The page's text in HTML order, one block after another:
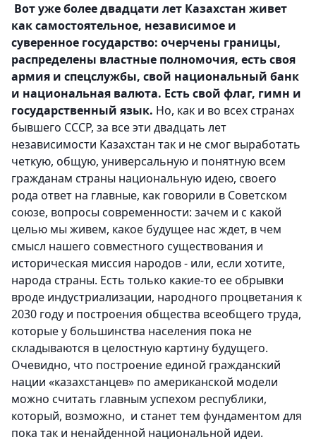
Вот уже более двадцати лет Казахстан живет
как самостоятельное, независимое и
суверенное государство: очерчены границы,
распределены властные полномочия, есть своя
армия и спецслужбы, свой национальный банк
и национальная валюта. Есть свой флаг, гимн и
государственный язык. Но, как и во всех странах
бывшего СССР, за все эти двадцать лет
независимости Казахстан так и не смог выработать
четкую, общую, универсальную и понятную всем
гражданам страны национальную идею, своего
рода ответ на главные, как говорили в Советском
союзе, вопросы современности: зачем и с какой
целью мы живем, какое будущее нас ждет, в чем
смысл нашего совместного существования и
историческая миссия народов - или, если хотите,
народа страны. Есть только какие-то ее обрывки
вроде индустриализации, народного процветания к
2030 году и построения общества всеобщего труда,
которые у большинства населения пока не
складываются в целостную картину будущего.
Очевидно, что построение единой гражданский
нации «казахстанцев» по американской модели
можно считать главным успехом республики,
который, возможно, и станет тем фундаментом для
пока так и ненайденной национальной идеи.